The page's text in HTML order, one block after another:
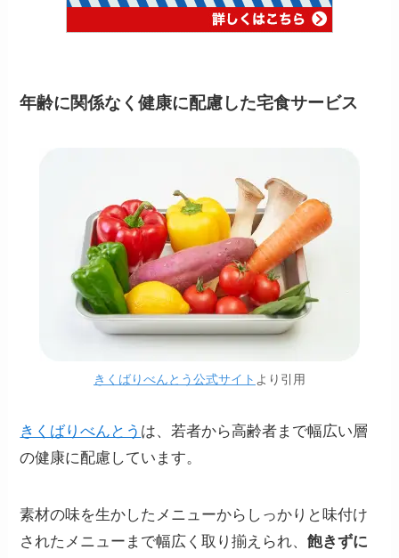
年齢に関係なく健康に配慮した宅食サービス
きくばりべんとう公式サイト より引用
きくばりべんとう は、若者から高齢者まで幅広い層
の健康に配慮しています。
素材の味を生かしたメニューからしっかりと味付け
されたメニューまで幅広く取り揃えられ、飽きずに